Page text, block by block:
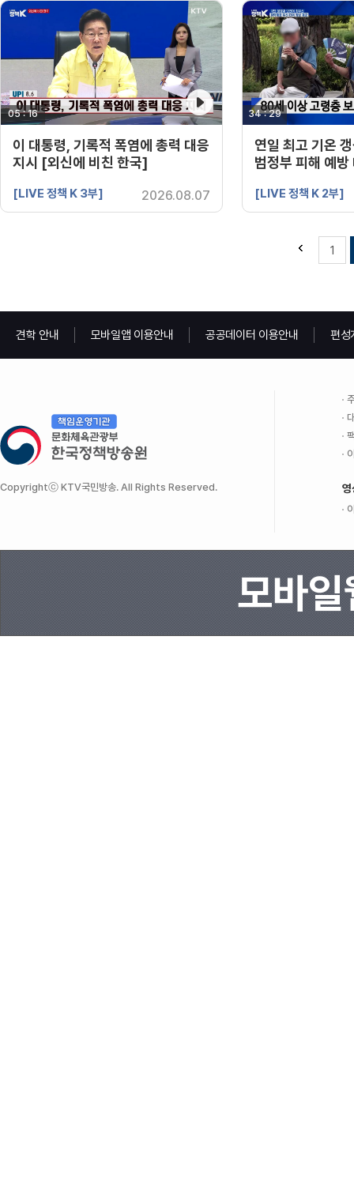
영상 재생시간
05 : 16
이 대통령, 기록적 폭염에 총력 대응
지시 [외신에 비친 한국]
[LIVE 정책 K 3부] 2026.08.07
영상 재생시간
34 : 29
연일 최고 기온
범정부 피해 예
[LIVE 정책 K 2부]
1
견학 안내 모바일앱 이용안내 공공데이터 이용안내 편성
Copyrightⓒ KTV국민방송. All Rights Reserved. 영
모바